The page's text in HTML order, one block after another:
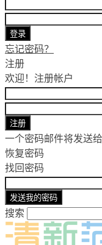
忘记密码？
注册
欢迎！ 注册帐户
一个密码邮件将发送给
恢复密码
找回密码
搜索